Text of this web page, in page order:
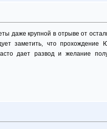
даже крупной в отрыве от
заметить, что
дает развод и желание